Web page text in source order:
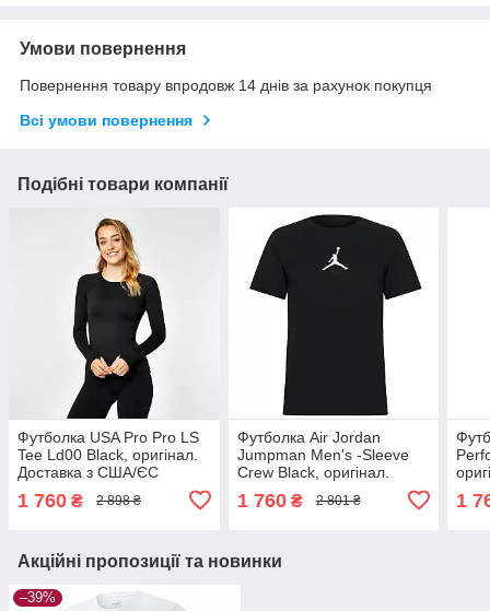
Умови повернення
Повернення товару впродовж 14 днів за рахунок покупця
Всі умови повернення
Подібні товари компанії
Футболка USA Pro Pro LS
Tee Ld00 Black, оригінал.
Доставка з США/ЄС
1 760 ₴ 2 898 ₴
Футболка Air Jordan
Jumpman Men's -Sleeve
Crew Black, оригінал.
протягом 14 днів
1 760₴ 2 801 ₴ 1
Акційні пропозиції та новинки
–39%